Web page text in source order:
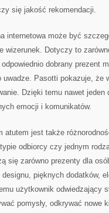
się jakość rekomendacji.
internetowa może być
wizerunek. Dotyczy to
odpowiednio dobrany prezent
uwadze. Pasotti pokazuje, że
Dzięki temu nawet
emocji i komunikatów.
atutem jest także
odbiorcy czy jednym
się zarówno prezenty dla
designu, pięknych dodatków,
użytkownik odwiedzający
pomysły, odkrywać nowe